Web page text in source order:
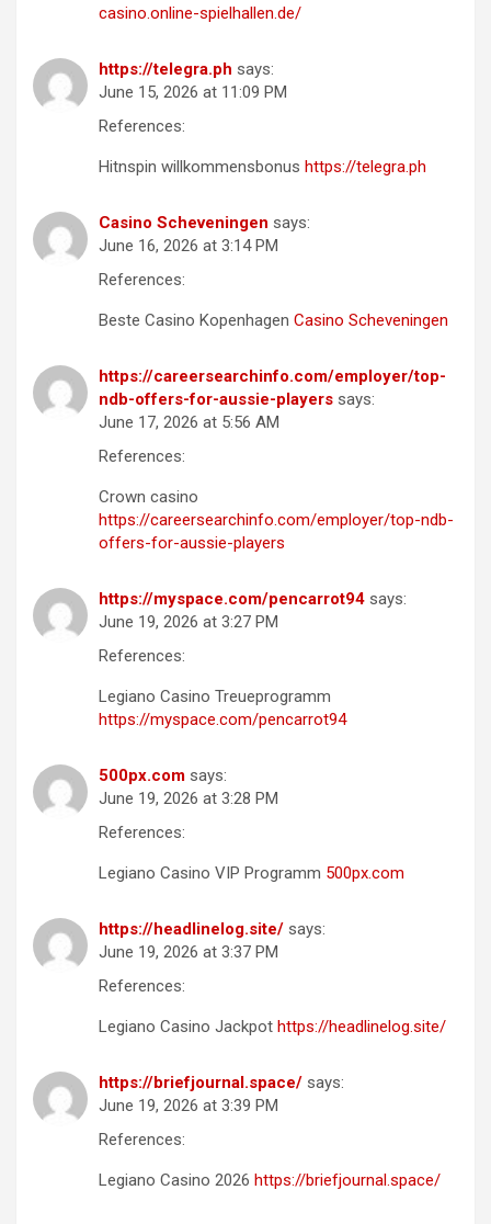
casino.online-spielhallen.de/
https://telegra.ph says:
June 15, 2026 at 11:09 PM
References:
Hitnspin willkommensbonus https://telegra.ph
Casino Scheveningen says:
June 16, 2026 at 3:14 PM
References:
Beste Casino Kopenhagen Casino Scheveningen
https://careersearchinfo.com/employer/top-
ndb-offers-for-aussie-players says:
June 17, 2026 at 5:56 AM
References:
Crown casino
https://careersearchinfo.com/employer/top-ndb-
offers-for-aussie-players
https://myspace.com/pencarrot94 says:
June 19, 2026 at 3:27 PM
References:
Legiano Casino Treueprogramm
https://myspace.com/pencarrot94
500px.com says:
June 19, 2026 at 3:28 PM
References:
Legiano Casino VIP Programm 500px.com
https://headlinelog.site/ says:
June 19, 2026 at 3:37 PM
References:
Legiano Casino Jackpot https://headlinelog.site/
https://briefjournal.space/ says:
June 19, 2026 at 3:39 PM
References:
Legiano Casino 2026 https://briefjournal.space/